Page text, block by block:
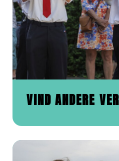
VIND ANDERE